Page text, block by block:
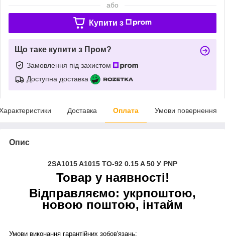
або
Купити з
Що таке купити з Пром?
Замовлення під захистом
Доступна доставка
Доставка Оплата Умови повернення
Опис
2SA1015 A1015 TO-92 0.15 A 50 У PNP
Товар у наявності!
Відправляємо: укрпоштою,
новою поштою, інтайм
Умови виконання гарантійних зобов'язань: